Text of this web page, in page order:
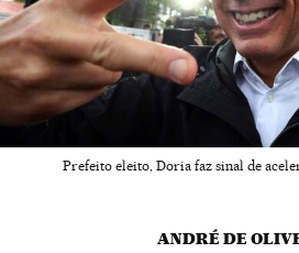
Prefeito eleito, Doria faz sinal de
ANDRÉ DE